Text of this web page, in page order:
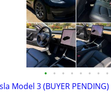
• • • • • • • •
Model 3 (BUYER PENDING)